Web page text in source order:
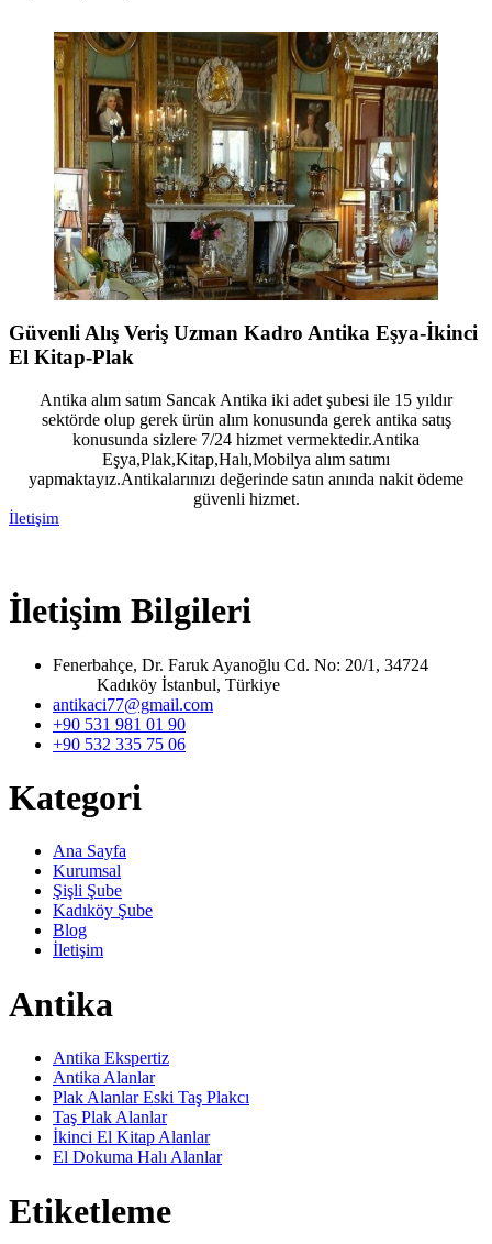
Güvenli Alış Veriş Uzman Kadro Antika Eşya-İkinci
El Kitap-Plak
Antika alım satım Sancak Antika iki adet şubesi ile 15 yıldır
sektörde olup gerek ürün alım konusunda gerek antika satış
konusunda sizlere 7/24 hizmet vermektedir.Antika
Eşya,Plak,Kitap,Halı,Mobilya alım satımı
yapmaktayız.Antikalarınızı değerinde satın anında nakit ödeme
güvenli hizmet.
İletişim
İletişim Bilgileri
Fenerbahçe, Dr. Faruk Ayanoğlu Cd. No: 20/1, 34724
Kadıköy İstanbul, Türkiye
antikaci77@gmail.com
+90 531 981 01 90
+90 532 335 75 06
Kategori
Ana Sayfa
Kurumsal
Şişli Şube
Kadıköy Şube
Blog
İletişim
Antika
Antika Ekspertiz
Antika Alanlar
Plak Alanlar Eski Taş Plakcı
Taş Plak Alanlar
İkinci El Kitap Alanlar
El Dokuma Halı Alanlar
Etiketleme